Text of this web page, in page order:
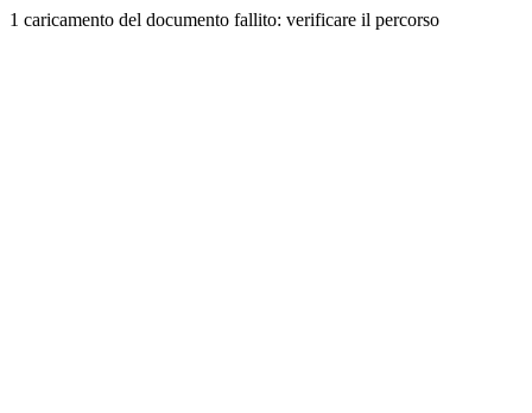
1 caricamento del documento fallito: verificare il percorso